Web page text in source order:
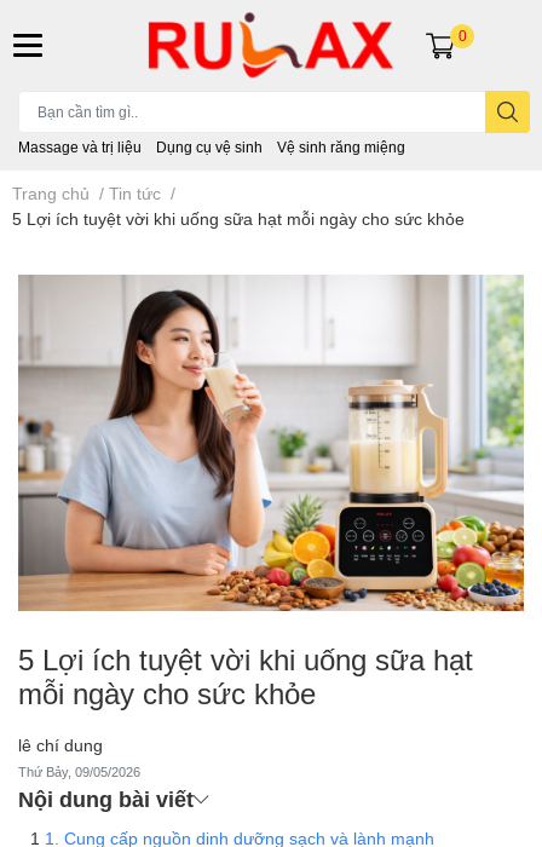
Massage và trị liệu Dụng cụ vệ sinh Vệ sinh răng miệng
0
Trang chủ / Tin tức /
5 Lợi ích tuyệt vời khi uống sữa hạt mỗi ngày cho sức khỏe
5 Lợi ích tuyệt vời khi uống sữa hạt
mỗi ngày cho sức khỏe
lê chí dung
Thứ Bảy, 09/05/2026
Nội dung bài viết
1. Cung cấp nguồn dinh dưỡng sạch và lành mạnh